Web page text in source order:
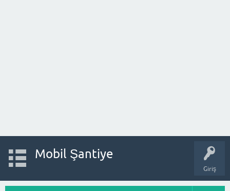
Giriş
Mobil Şantiye